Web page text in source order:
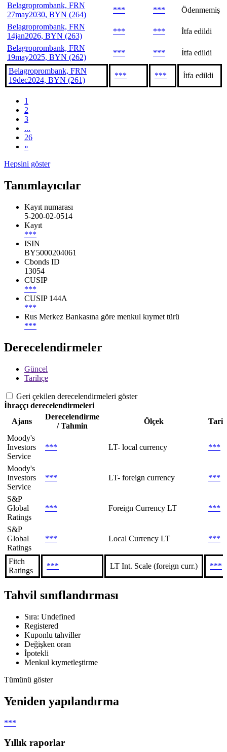
Belagroprombank, FRN
27may2030, BYN (264)
*** ***
Ödenmemiş
Belagroprombank, FRN
14jan2026, BYN (263)
*** ***
İtfa edildi
Belagroprombank, FRN
19may2025, BYN (262)
*** *** İtfa edildi
Belagroprombank, FRN
19dec2024, BYN (261)
*** *** İtfa edildi
1
2
3
...
26
»
Hepsini göster
Tanımlayıcılar
Kayıt numarası
5-200-02-0514
Kayıt
***
ISIN
BY5000204061
Cbonds ID
13054
CUSIP
***
CUSIP 144A
***
Rus Merkez Bankasına göre menkul kıymet türü
***
Derecelendirmeler
Güncel
Tarihçe
Geri çekilen derecelendirmeleri göster
İhraççı derecelendirmeleri
Ajans
Derecelendirme
/ Tahmin
Ölçek
Tarih
Moody's
Investors
Service
*** LT- local currency ***
Moody's
Investors
Service
*** LT- foreign currency ***
S&P
Global
Ratings
*** Foreign Currency LT ***
S&P
Global
Ratings
*** Local Currency LT ***
Fitch
Ratings
*** LT Int. Scale (foreign curr.) ***
Tahvil sınıflandırması
Sıra: Undefined
Registered
Kuponlu tahviller
Değişken oran
İpotekli
Menkul kıymetleştirme
Tümünü göster
Yeniden yapılandırma
***
Yıllık raporlar